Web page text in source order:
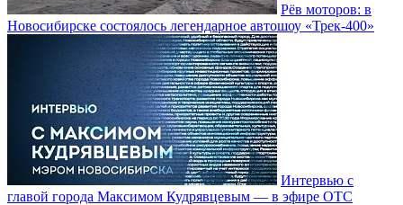
Рёв моторов: в
Новосибирске состоялось легендарное автошоу «Трек-400»
Интервью с
главой города Максимом Кудрявцевым — в эфире ОТС